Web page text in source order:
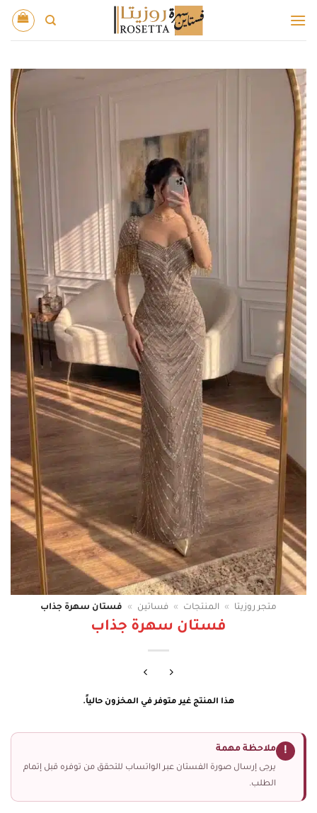
للمحتوى
متجر روزيتا » المنتجات » فساتين » فستان سهرة جذاب
فستان سهرة جذاب
هذا المنتج غير متوفر في المخزون حالياً.
! ملاحظة مهمة
يرجى إرسال صورة الفستان عبر الواتساب للتحقق من توفره قبل إتمام
الطلب.